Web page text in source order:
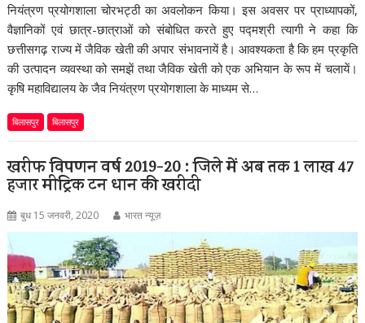
नियंत्रण प्रयोगशाला चोरभट्ठी का अवलोकन किया। इस अवसर पर प्राध्यापकों,
वैज्ञानिकों एवं छात्र-छात्राओं को संबोधित करते हुए पद्मश्री त्यागी ने कहा कि
छत्तीसगढ़ राज्य में जैविक खेती की अपार संभावनायें है। आवश्यकता है कि हम प्रकृति
की उत्पादन व्यवस्था को समझें तथा जैविक खेती को एक अभियान के रूप में चलायें।
कृषि महाविद्यालय के जैव नियंत्रण प्रयोगशाला के माध्यम से…
बिलासपुर बिलासपुर
खरीफ विपणन वर्ष 2019-20 : जिले में अब तक 1 लाख 47
हजार मीट्रिक टन धान की खरीदी
बुध 15 जनवरी, 2020 भारत न्यूज़